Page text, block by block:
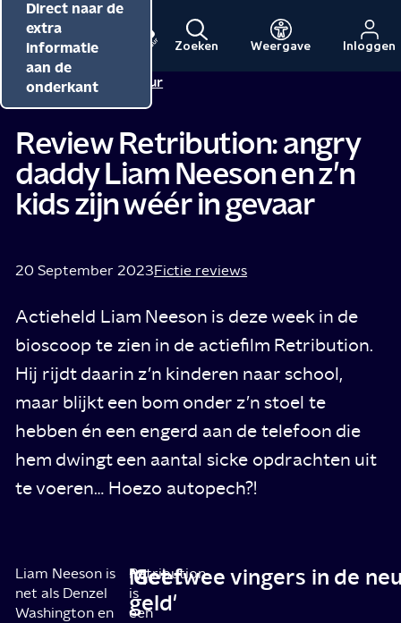
Direct naar de
inhoud
Direct naar de
hoofdnavigatie
Direct naar de
extra
informatie
aan de
onderkant
Menu
Naar
de
NPO
beginpagina
NPO
Cultuur
Zoeken Weergave Inloggen
Redactie NPO Cultuur
Review Retribution: angry
daddy Liam Neeson en z’n
kids zijn wéér in gevaar
20 September 2023Fictie reviews
Actieheld Liam Neeson is deze week in de
bioscoop te zien in de actiefilm Retribution.
Hij rijdt daarin z’n kinderen naar school,
maar blijkt een bom onder z’n stoel te
hebben én een engerd aan de telefoon die
hem dwingt een aantal sicke opdrachten uit
te voeren… Hoezo autopech?!
Liam Neeson is
net als Denzel
Washington en
'Geef
geld'
Retribution
is
een
Met twee vingers in de